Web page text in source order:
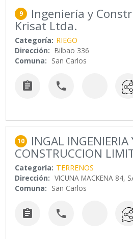
9 Ingeniería y
Krisat Ltda.
Categoría: RIEGO
Dirección: Bilbao 336
Comuna: San Carlos
 
10 INGAL INGENIERIA
CONSTRUCCION
Categoría: TERRENOS
Dirección: VICUNA MACKENA 84,
Comuna: San Carlos
 